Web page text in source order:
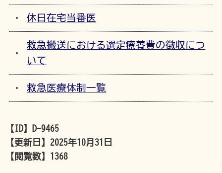
休日在宅当番医
救急搬送における選定療養費の徴収につ
いて
救急医療体制一覧
【ID】
D-9465
【更新日】 2025年10月31日
【閲覧数】 1368